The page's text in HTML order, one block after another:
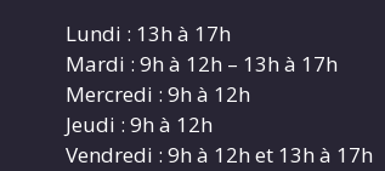
Lundi : 13h à 17h
Mardi : 9h à 12h – 13h à 17h
Mercredi : 9h à 12h
Jeudi : 9h à 12h
Vendredi : 9h à 12h et 13h à 17h